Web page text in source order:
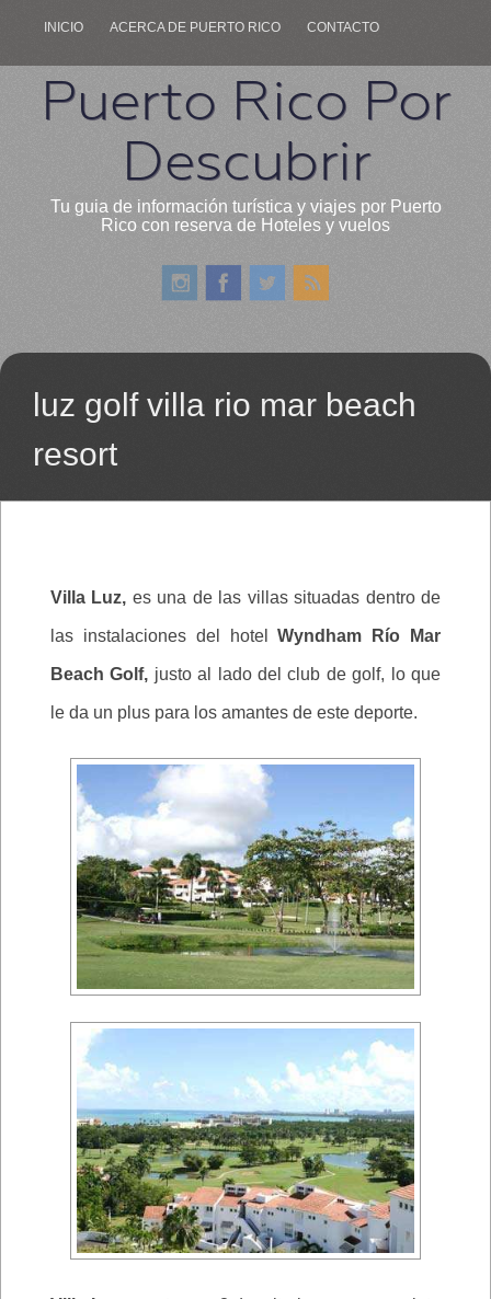
INICIO ACERCA DE PUERTO RICO CONTACTO
Puerto Rico Por
Descubrir
Tu guia de información turística y viajes por Puerto
Rico con reserva de Hoteles y vuelos
luz golf villa rio mar beach
resort
Villa Luz, es una de las villas situadas dentro de
las instalaciones del hotelWyndham Río Mar
Beach Golf, justo al lado del club de golf, lo que
le da un plus para los amantes de este deporte.